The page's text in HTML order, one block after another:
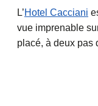
L’Hotel Cacciani
vue imprenable
placé, à deux pas